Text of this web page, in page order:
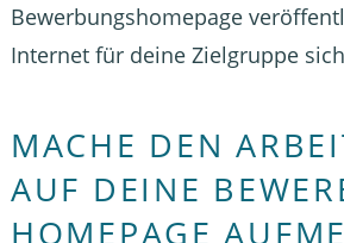
Bewerbungshomepage
Internet für deine Zielgruppe
MACHE DEN
AUF DEINE
HOMEPAGE